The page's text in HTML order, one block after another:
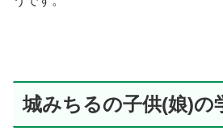
城みちるの子供(娘)の